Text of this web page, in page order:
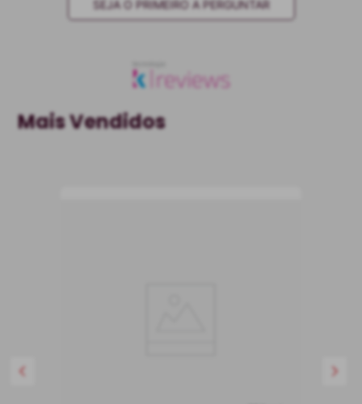
SEJA O PRIMEIRO A PERGUNTAR
Mais Vendidos